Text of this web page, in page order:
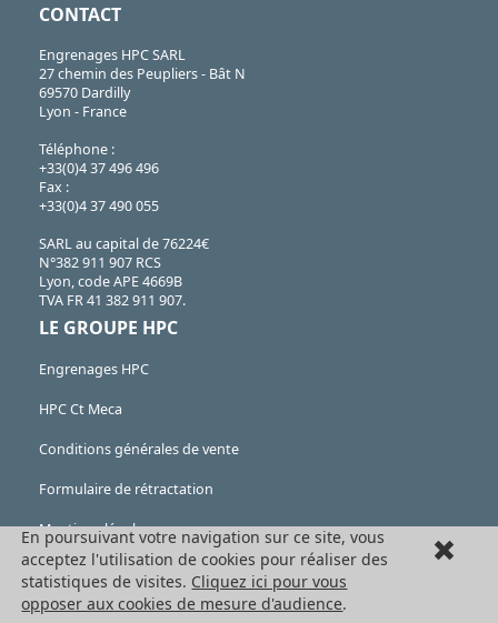
CONTACT
Engrenages HPC SARL
27 chemin des Peupliers - Bât N
69570 Dardilly
Lyon - France
Téléphone :
+33(0)4 37 496 496
Fax :
+33(0)4 37 490 055
SARL au capital de 76224€
N°382 911 907 RCS
Lyon, code APE 4669B
TVA FR 41 382 911 907.
LE GROUPE HPC
Engrenages HPC
HPC Ct Meca
Conditions générales de vente
Formulaire de rétractation
Mentions légales
Cookies
LES PRODUITS
En poursuivant votre navigation sur ce site, vous
acceptez l'utilisation de cookies pour réaliser des
statistiques de visites. Cliquez ici pour vous
opposer aux cookies de mesure d'audience.